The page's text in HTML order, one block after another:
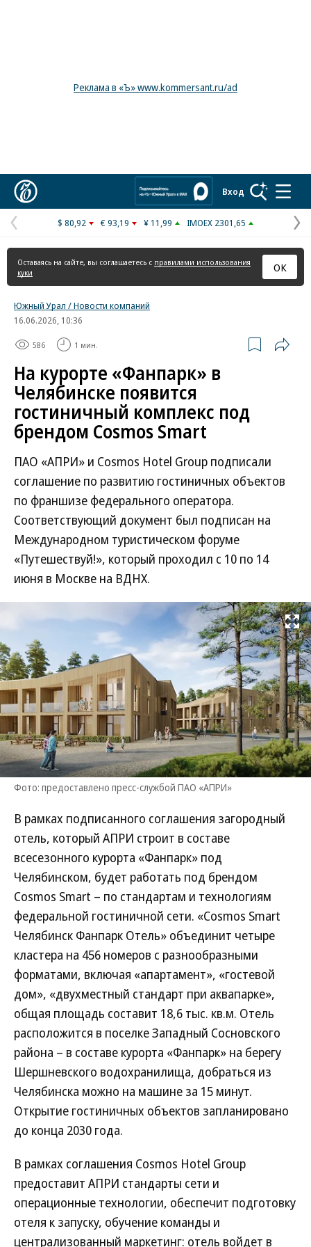
Реклама в «Ъ» www.kommersant.ru/ad
Вход
Предыдущая
страница
$ 80,92 € 93,19 ¥ 11,99 IMOEX 2301,65
Оставаясь на сайте, вы соглашаетесь с правилами использования
куки
ОК
Южный Урал / Новости компаний
16.06.2026, 10:36
586 1 мин.
На курорте «Фанпарк» в
Челябинске появится
гостиничный комплекс под
брендом Cosmos Smart
ПАО «АПРИ» и Cosmos Hotel Group подписали
соглашение по развитию гостиничных объектов
по франшизе федерального оператора.
Соответствующий документ был подписан на
Международном туристическом форуме
«Путешествуй!», который проходил с 10 по 14
июня в Москве на ВДНХ.
Развернуть
Фото: предоставлено пресс-службой ПАО «АПРИ»
В рамках подписанного соглашения загородный
отель, который АПРИ строит в составе
всесезонного курорта «Фанпарк» под
Челябинском, будет работать под брендом
Cosmos Smart – по стандартам и технологиям
федеральной гостиничной сети. «Cosmos Smart
Челябинск Фанпарк Отель» объединит четыре
кластера на 456 номеров с разнообразными
форматами, включая «апартамент», «гостевой
дом», «двухместный стандарт при аквапарке»,
общая площадь составит 18,6 тыс. кв.м. Отель
расположится в поселке Западный Сосновского
района – в составе курорта «Фанпарк» на берегу
Шершневского водохранилища, добраться из
Челябинска можно на машине за 15 минут.
Открытие гостиничных объектов запланировано
до конца 2030 года.
В рамках соглашения Cosmos Hotel Group
предоставит АПРИ стандарты сети и
операционные технологии, обеспечит подготовку
отеля к запуску, обучение команды и
централизованный маркетинг: отель войдет в